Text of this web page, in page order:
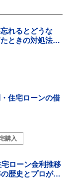
れるとどうな
ときの対処法を
・住宅ローンの借
購入
宅ローン金利推移
歴史とプロが教